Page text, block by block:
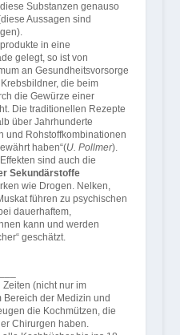
Substanzen genauso
Aussagen sind
in eine
gelegt, so ist von
an Gesundheitsvorsorge
die beim
die Gewürze einer
Die traditionellen Rezepte
über Jahrhunderte
und Rohstoffkombinationen
haben“(U. Pollmer).
sind auch die
Sekundärstoffe
wie Drogen. Nelken,
führen zu psychischen
dauerhaftem,
kann und werden
geschätzt.
Zeiten (nicht nur im
Bereich der Medizin und
die Kochmützen, die
Chirurgen haben.